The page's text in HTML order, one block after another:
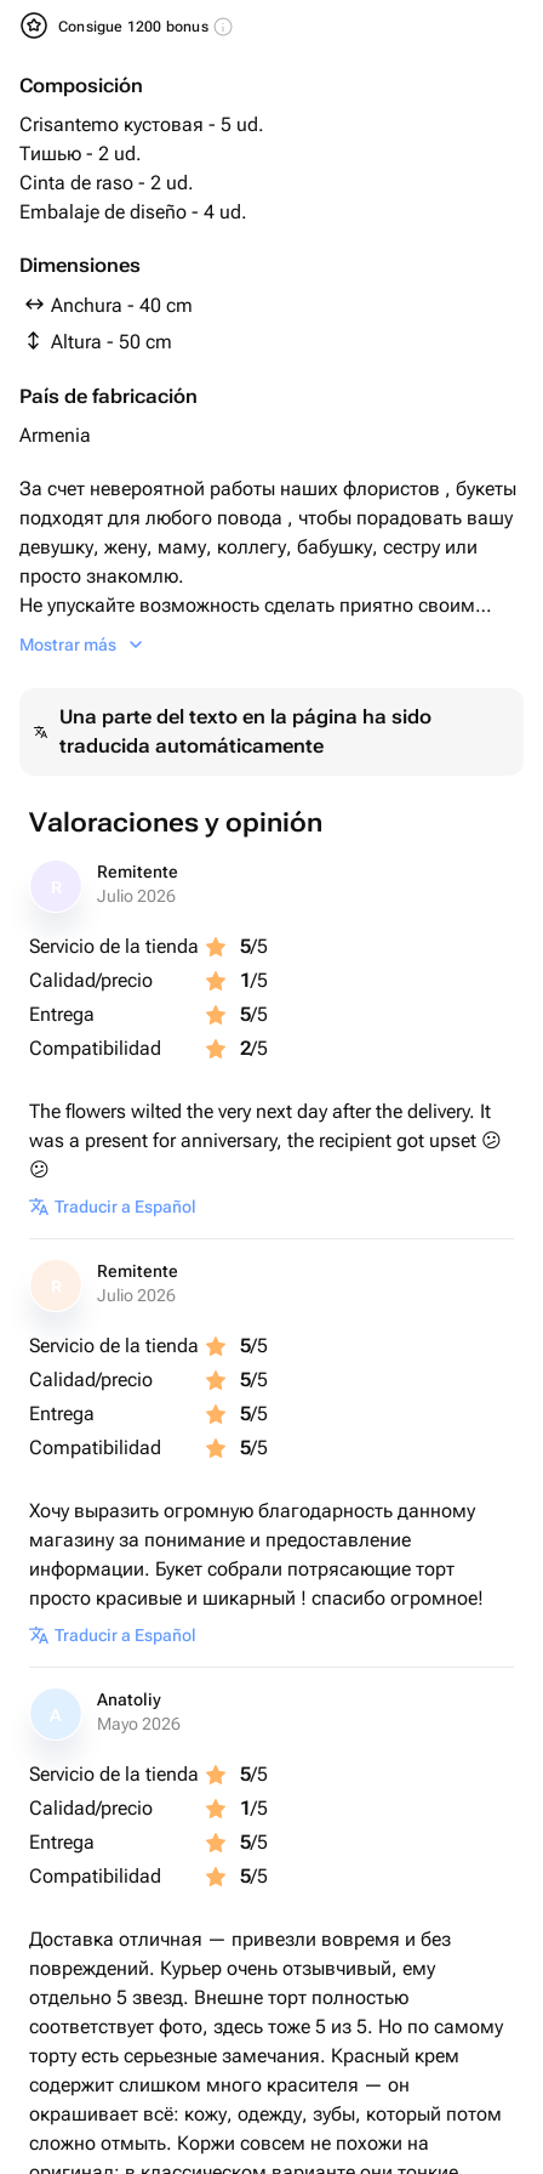
Consigue 1200 bonus
Composición
Crisantemo кустовая - 5 ud.
Тишью - 2 ud.
Cinta de raso - 2 ud.
Embalaje de diseño - 4 ud.
Dimensiones
Anchura - 40 cm
Altura - 50 cm
País de fabricación
Armenia
За счет невероятной работы наших флористов , букеты
подходят для любого повода , чтобы порадовать вашу
девушку, жену, маму, коллегу, бабушку, сестру или
просто знакомлю.
Не упускайте возможность сделать приятно своим
близким на день рождение , юбилей , свадьбу ,
Mostrar más
Una parte del texto en la página ha sido
traducida automáticamente
Valoraciones y opinión
Remitente
Julio 2026
Servicio de la tienda 5/5
Calidad/precio
1/5
Entrega
5/5
Compatibilidad
2/5
The flowers wilted the very next day after the delivery. It
was a present for anniversary, the recipient got upset 😕
😕
Traducir a Español
R
Remitente
Julio 2026
Servicio de la tienda 5/5
Calidad/precio
5/5
Entrega
5/5
Compatibilidad
5/5
Хочу выразить огромную благодарность данному
магазину за понимание и предоставление
информации. Букет собрали потрясающие торт
просто красивые и шикарный ! спасибо огромное!
Traducir a Español
A
Anatoliy
Mayo 2026
Servicio de la tienda 5/5
Calidad/precio
1/5
Entrega
5/5
Compatibilidad
5/5
Доставка отличная — привезли вовремя и без
повреждений. Курьер очень отзывчивый, ему
отдельно 5 звезд. Внешне торт полностью
соответствует фото, здесь тоже 5 из 5. Но по самому
торту есть серьезные замечания. Красный крем
содержит слишком много красителя — он
окрашивает всё: кожу, одежду, зубы, который потом
сложно отмыть. Коржи совсем не похожи на